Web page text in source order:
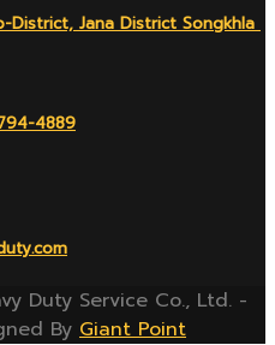
District, Jana District Songkhla
4889
Duty Service Co., Ltd. -
By Giant Point